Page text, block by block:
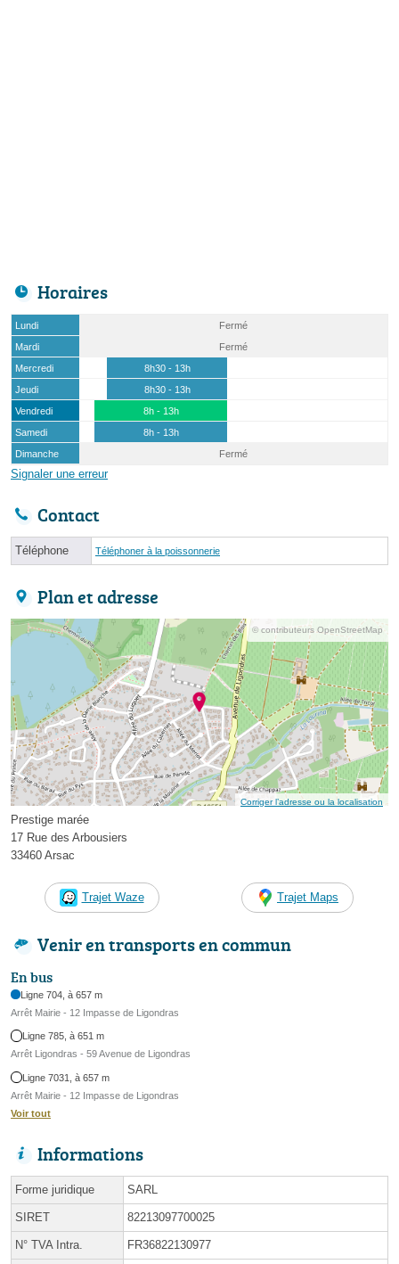
Horaires
Lundi
Fermé
Mardi
Fermé
Mercredi
8h30 - 13h
Jeudi
8h30 - 13h
Vendredi
8h - 13h
Samedi
8h - 13h
Dimanche
Fermé
Signaler une erreur
Contact
Téléphone Téléphoner à la poissonnerie
Plan et adresse
© contributeurs OpenStreetMap
Corriger l’adresse ou la localisation
Prestige marée
17 Rue des Arbousiers
33460 Arsac
Trajet Waze Trajet Maps
Venir en transports en commun
En bus
Ligne 704, à 657 m
Arrêt Mairie - 12 Impasse de Ligondras
Ligne 785, à 651 m
Arrêt Ligondras - 59 Avenue de Ligondras
Ligne 7031, à 657 m
Arrêt Mairie - 12 Impasse de Ligondras
Voir tout
Informations
Forme juridique SARL
SIRET 82213097700025
N° TVA Intra. FR36822130977